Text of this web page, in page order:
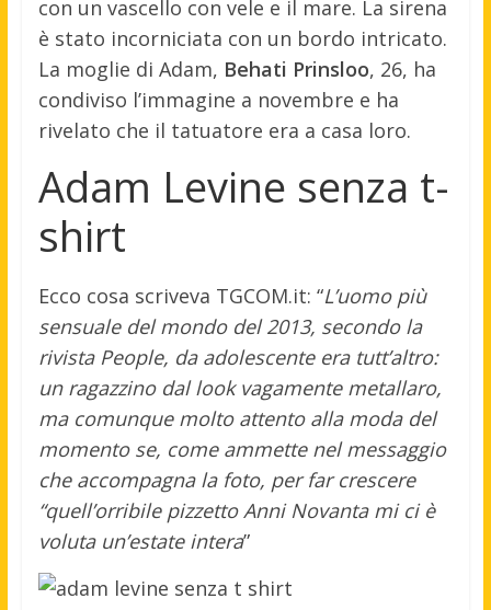
con un vascello con vele e il mare. La sirena
è stato incorniciata con un bordo intricato.
La moglie di Adam, Behati Prinsloo, 26, ha
condiviso l’immagine a novembre e ha
rivelato che il tatuatore era a casa loro.
Adam Levine senza t-
shirt
Ecco cosa scriveva TGCOM.it: “L’uomo più
sensuale del mondo del 2013, secondo la
rivista People, da adolescente era tutt’altro:
un ragazzino dal look vagamente metallaro,
ma comunque molto attento alla moda del
momento se, come ammette nel messaggio
che accompagna la foto, per far crescere
“quell’orribile pizzetto Anni Novanta mi ci è
voluta un’estate intera”